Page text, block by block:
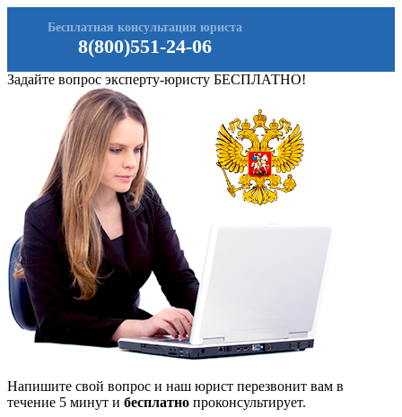
8(800)551-24-06
Бесплатная консультация юриста
Задайте вопрос эксперту-юристу БЕСПЛАТНО!
Напишите свой вопрос и наш юрист перезвонит вам в
течение 5 минут и бесплатно проконсультирует.